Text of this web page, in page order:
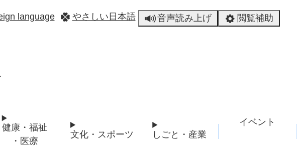
language やさしい日本語 音声読み上げ 閲覧補助
健康・福祉
・医療
文化・スポーツ しごと・産業
イベント